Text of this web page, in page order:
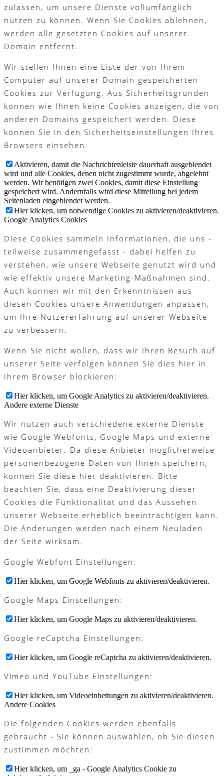
zulassen, um unsere Dienste vollumfänglich
nutzen zu können. Wenn Sie Cookies ablehnen,
werden alle gesetzten Cookies auf unserer
Domain entfernt.
Wir stellen Ihnen eine Liste der von Ihrem
Computer auf unserer Domain gespeicherten
Cookies zur Verfügung. Aus Sicherheitsgründen
können wie Ihnen keine Cookies anzeigen, die von
anderen Domains gespeichert werden. Diese
können Sie in den Sicherheitseinstellungen Ihres
Browsers einsehen.
Aktivieren, damit die Nachrichtenleiste dauerhaft ausgeblendet
wird und alle Cookies, denen nicht zugestimmt wurde, abgelehnt
werden. Wir benötigen zwei Cookies, damit diese Einstellung
gespeichert wird. Andernfalls wird diese Mitteilung bei jedem
Seitenladen eingeblendet werden.
Hier klicken, um notwendige Cookies zu aktivieren/deaktivieren.
Google Analytics Cookies
Diese Cookies sammeln Informationen, die uns -
teilweise zusammengefasst - dabei helfen zu
verstehen, wie unsere Webseite genutzt wird und
wie effektiv unsere Marketing-Maßnahmen sind.
Auch können wir mit den Erkenntnissen aus
diesen Cookies unsere Anwendungen anpassen,
um Ihre Nutzererfahrung auf unserer Webseite
zu verbessern.
Wenn Sie nicht wollen, dass wir Ihren Besuch auf
unserer Seite verfolgen können Sie dies hier in
Ihrem Browser blockieren:
Hier klicken, um Google Analytics zu aktivieren/deaktivieren.
Andere externe Dienste
Wir nutzen auch verschiedene externe Dienste
wie Google Webfonts, Google Maps und externe
Videoanbieter. Da diese Anbieter möglicherweise
personenbezogene Daten von Ihnen speichern,
können Sie diese hier deaktivieren. Bitte
beachten Sie, dass eine Deaktivierung dieser
Cookies die Funktionalität und das Aussehen
unserer Webseite erheblich beeinträchtigen kann.
Die Änderungen werden nach einem Neuladen
der Seite wirksam.
Google Webfont Einstellungen:
Hier klicken, um Google Webfonts zu aktivieren/deaktivieren.
Google Maps Einstellungen:
Hier klicken, um Google Maps zu aktivieren/deaktivieren.
Google reCaptcha Einstellungen:
Hier klicken, um Google reCaptcha zu aktivieren/deaktivieren.
Vimeo und YouTube Einstellungen:
Hier klicken, um Videoeinbettungen zu aktivieren/deaktivieren.
Andere Cookies
Die folgenden Cookies werden ebenfalls
gebraucht - Sie können auswählen, ob Sie diesen
zustimmen möchten:
Hier klicken, um _ga - Google Analytics Cookie zu